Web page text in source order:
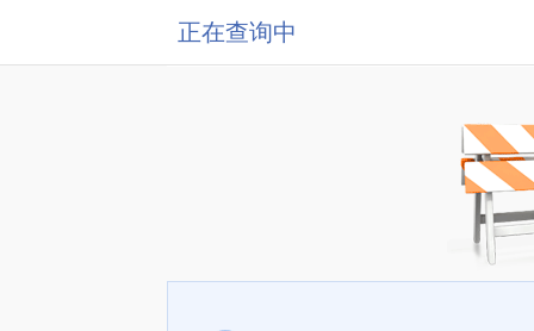
正在查询中